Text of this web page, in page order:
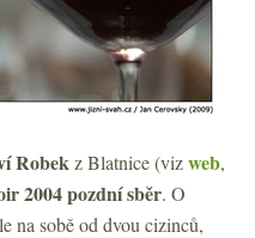
Robekz Blatnice (vizweb,
2004 pozdní sběr. O
na sobě od dvou cizinců,